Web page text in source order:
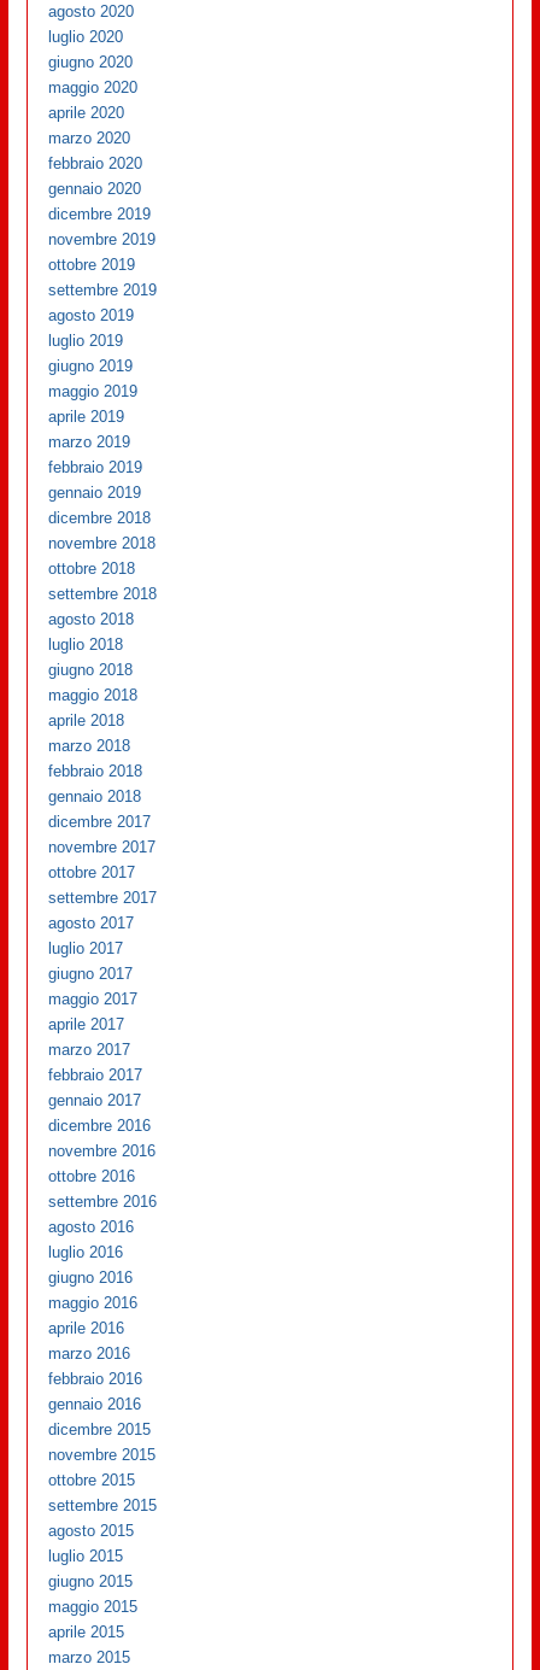
agosto 2020
luglio 2020
giugno 2020
maggio 2020
aprile 2020
marzo 2020
febbraio 2020
gennaio 2020
dicembre 2019
novembre 2019
ottobre 2019
settembre 2019
agosto 2019
luglio 2019
giugno 2019
maggio 2019
aprile 2019
marzo 2019
febbraio 2019
gennaio 2019
dicembre 2018
novembre 2018
ottobre 2018
settembre 2018
agosto 2018
luglio 2018
giugno 2018
maggio 2018
aprile 2018
marzo 2018
febbraio 2018
gennaio 2018
dicembre 2017
novembre 2017
ottobre 2017
settembre 2017
agosto 2017
luglio 2017
giugno 2017
maggio 2017
aprile 2017
marzo 2017
febbraio 2017
gennaio 2017
dicembre 2016
novembre 2016
ottobre 2016
settembre 2016
agosto 2016
luglio 2016
giugno 2016
maggio 2016
aprile 2016
marzo 2016
febbraio 2016
gennaio 2016
dicembre 2015
novembre 2015
ottobre 2015
settembre 2015
agosto 2015
luglio 2015
giugno 2015
maggio 2015
aprile 2015
marzo 2015